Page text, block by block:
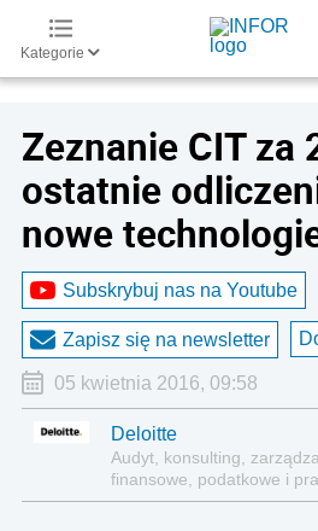
Kategorie
Zeznanie CIT za
ostatnie
nowe
Subskrybuj nas na Youtube
Zapisz się na newsletter
05 kwietnia 2016, 09:58
Deloitte
Audyt, konsulting,
finansowe, podatkowe i